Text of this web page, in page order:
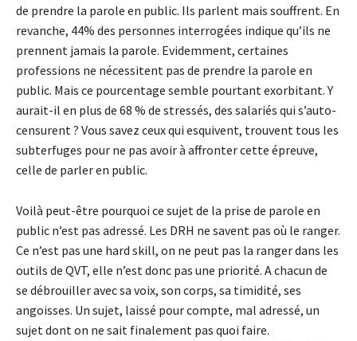
de prendre la parole en public. Ils parlent mais souffrent. En
revanche, 44% des personnes interrogées indique qu’ils ne
prennent jamais la parole. Evidemment, certaines
professions ne nécessitent pas de prendre la parole en
public. Mais ce pourcentage semble pourtant exorbitant. Y
aurait-il en plus de 68 % de stressés, des salariés qui s’auto-
censurent ? Vous savez ceux qui esquivent, trouvent tous les
subterfuges pour ne pas avoir à affronter cette épreuve,
celle de parler en public.
Voilà peut-être pourquoi ce sujet de la prise de parole en
public n’est pas adressé. Les DRH ne savent pas où le ranger.
Ce n’est pas une hard skill, on ne peut pas la ranger dans les
outils de QVT, elle n’est donc pas une priorité. A chacun de
se débrouiller avec sa voix, son corps, sa timidité, ses
angoisses. Un sujet, laissé pour compte, mal adressé, un
sujet dont on ne sait finalement pas quoi faire.